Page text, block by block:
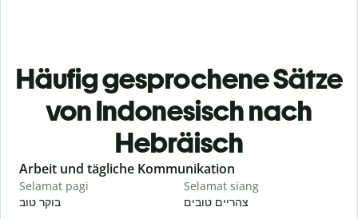
Häufig gesprochene Sätze
von Indonesisch nach
Hebräisch
Slide 1 of 6
Arbeit und tägliche Kommunikation
Selamat pagi
בוקר טוב
Selamat siang
צהריים טובים